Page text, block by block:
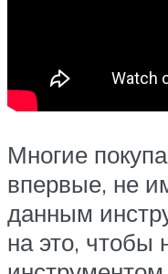
Многие
впервые, не
данным
на это, чтобы